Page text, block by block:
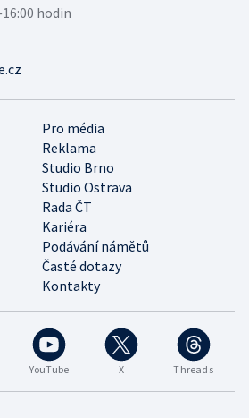
YouTube X Threads
Pro média
Reklama
Studio Brno
Studio Ostrava
Rada ČT
Kariéra
Podávání námětů
Časté dotazy
Kontakty
hodin